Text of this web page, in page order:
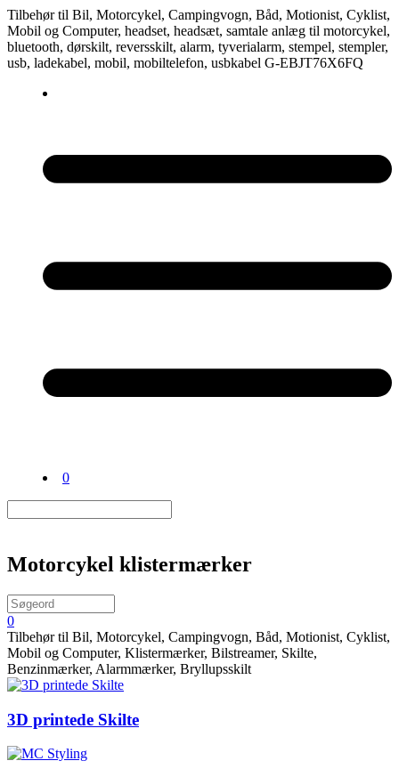
Tilbehør til Bil, Motorcykel, Campingvogn, Båd, Motionist, Cyklist,
Mobil og Computer, headset, headsæt, samtale anlæg til motorcykel,
bluetooth, dørskilt, reversskilt, alarm, tyverialarm, stempel, stempler,
usb, ladekabel, mobil, mobiltelefon, usbkabel G-EBJT76X6FQ
0
Motorcykel klistermærker
0
Tilbehør til Bil, Motorcykel, Campingvogn, Båd, Motionist, Cyklist,
Mobil og Computer, Klistermærker, Bilstreamer, Skilte,
Benzinmærker, Alarmmærker, Bryllupsskilt
3D printede Skilte